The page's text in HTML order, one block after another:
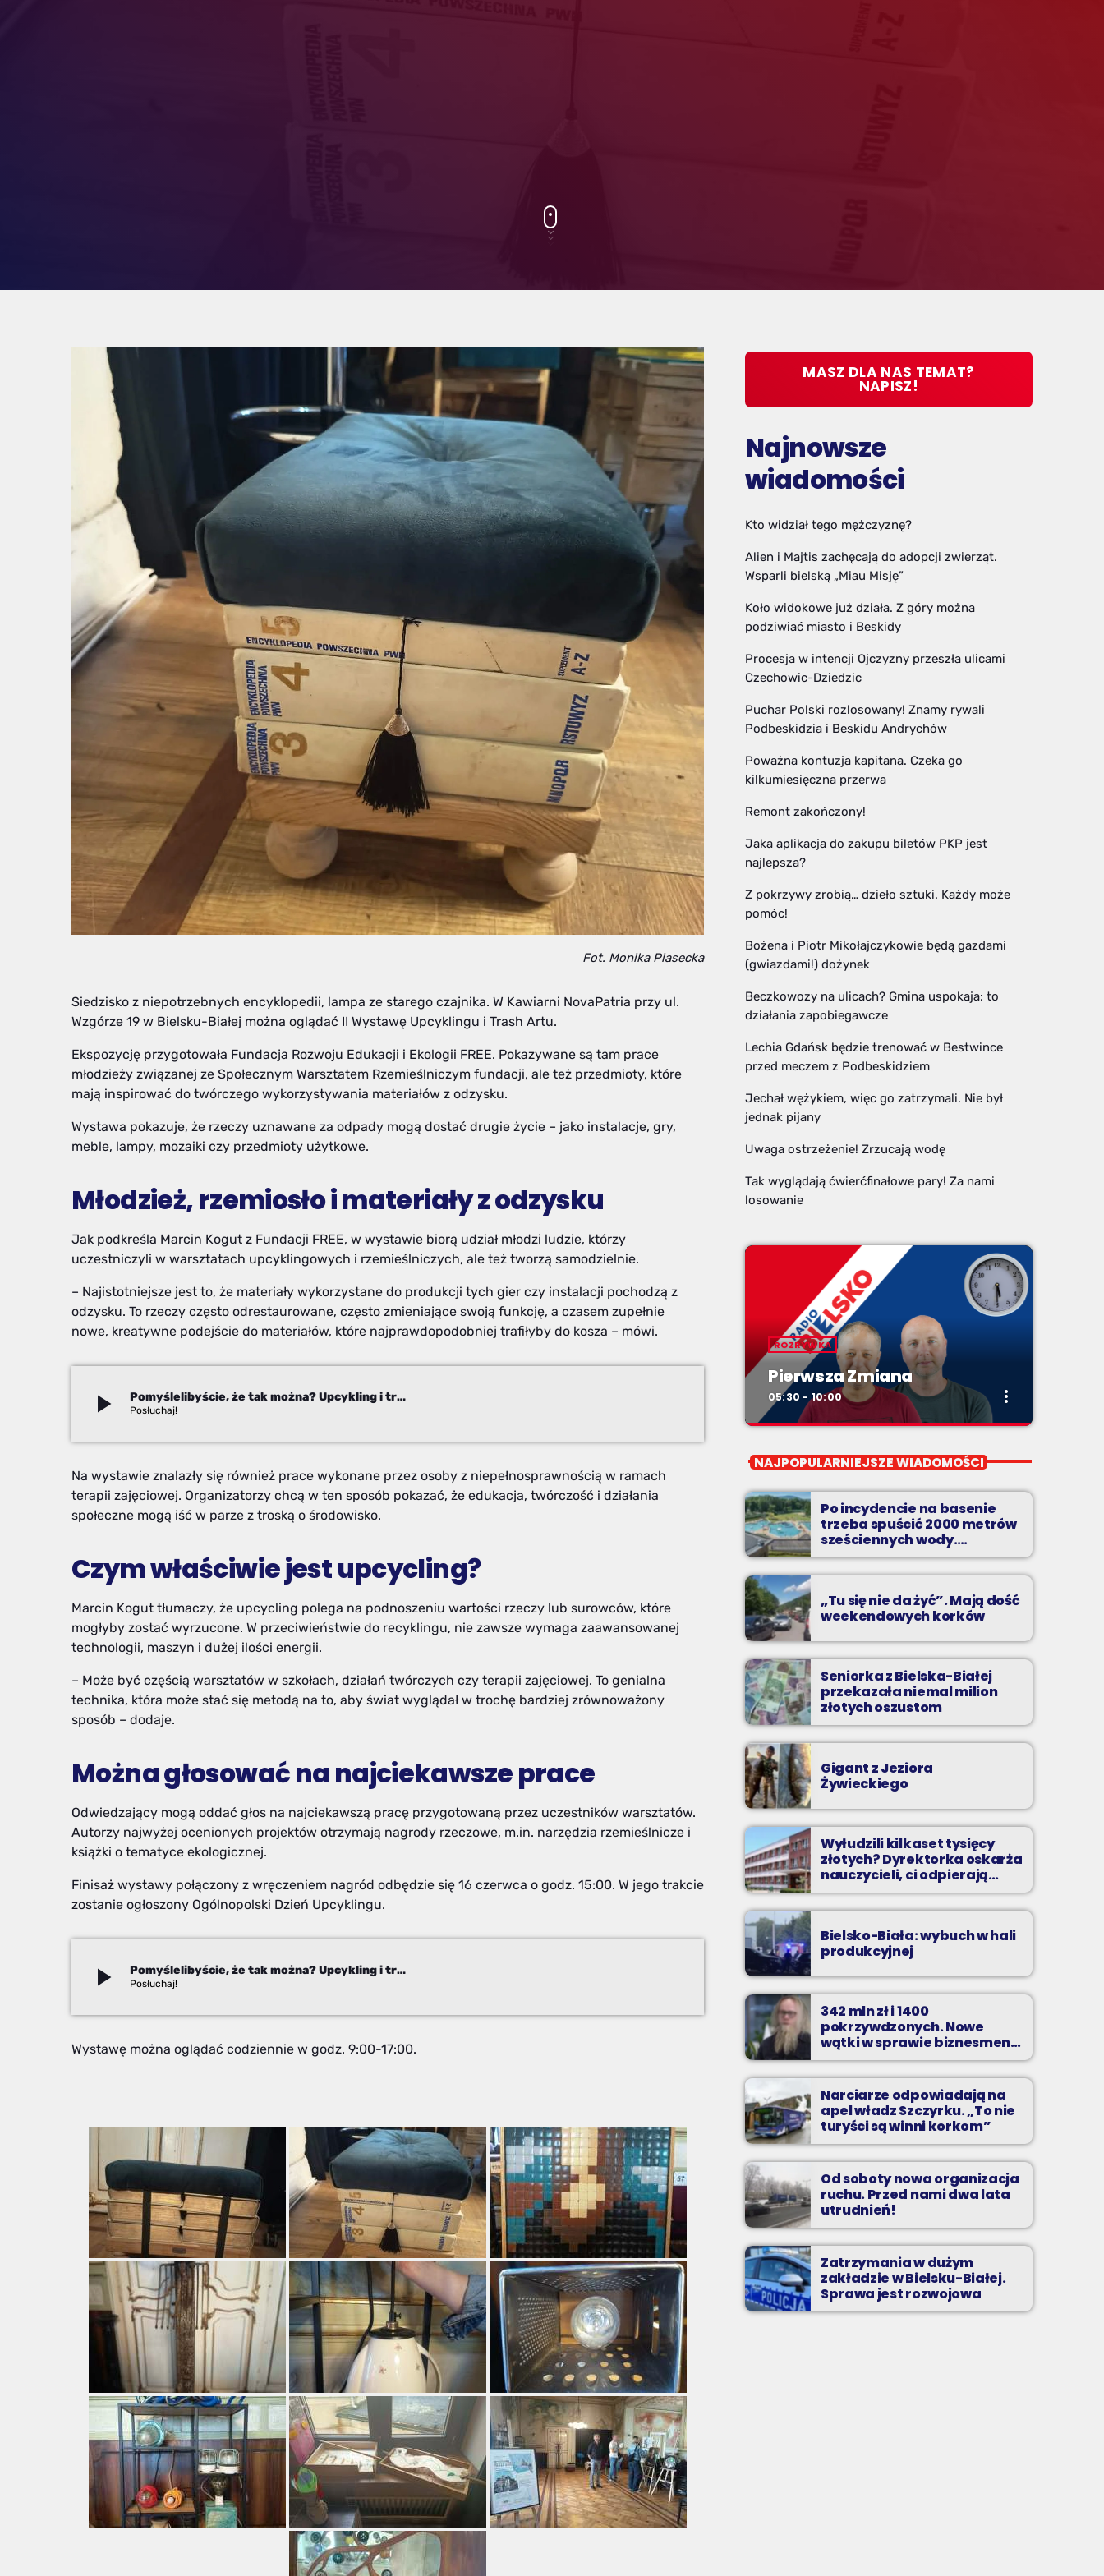
Fot. Monika Piasecka
Siedzisko z niepotrzebnych encyklopedii, lampa ze starego czajnika. W Kawiarni NovaPatria przy ul.
Wzgórze 19 w Bielsku-Białej można oglądać II Wystawę Upcyklingu i Trash Artu.
Ekspozycję przygotowała Fundacja Rozwoju Edukacji i Ekologii FREE. Pokazywane są tam prace
młodzieży związanej ze Społecznym Warsztatem Rzemieślniczym fundacji, ale też przedmioty, które
mają inspirować do twórczego wykorzystywania materiałów z odzysku.
Wystawa pokazuje, że rzeczy uznawane za odpady mogą dostać drugie życie – jako instalacje, gry,
meble, lampy, mozaiki czy przedmioty użytkowe.
Młodzież, rzemiosło i materiały z odzysku
Jak podkreśla Marcin Kogut z Fundacji FREE, w wystawie biorą udział młodzi ludzie, którzy
uczestniczyli w warsztatach upcyklingowych i rzemieślniczych, ale też tworzą samodzielnie.
– Najistotniejsze jest to, że materiały wykorzystane do produkcji tych gier czy instalacji pochodzą z
odzysku. To rzeczy często odrestaurowane, często zmieniające swoją funkcję, a czasem zupełnie
nowe, kreatywne podejście do materiałów, które najprawdopodobniej trafiłyby do kosza – mówi.
play_arrow Pomyślelibyście, że tak można? Upcykling i trash art
Na wystawie znalazły się również prace wykonane przez osoby z niepełnosprawnością w ramach
terapii zajęciowej. Organizatorzy chcą w ten sposób pokazać, że edukacja, twórczość i działania
społeczne mogą iść w parze z troską o środowisko.
Czym właściwie jest upcycling?
Marcin Kogut tłumaczy, że upcycling polega na podnoszeniu wartości rzeczy lub surowców, które
mogłyby zostać wyrzucone. W przeciwieństwie do recyklingu, nie zawsze wymaga zaawansowanej
technologii, maszyn i dużej ilości energii.
– Może być częścią warsztatów w szkołach, działań twórczych czy terapii zajęciowej. To genialna
technika, która może stać się metodą na to, aby świat wyglądał w trochę bardziej zrównoważony
sposób – dodaje.
Można głosować na najciekawsze prace
Odwiedzający mogą oddać głos na najciekawszą pracę przygotowaną przez uczestników warsztatów.
Autorzy najwyżej ocenionych projektów otrzymają nagrody rzeczowe, m.in. narzędzia rzemieślnicze i
książki o tematyce ekologicznej.
Finisaż wystawy połączony z wręczeniem nagród odbędzie się 16 czerwca o godz. 15:00. W jego trakcie
zostanie ogłoszony Ogólnopolski Dzień Upcyklingu.
play_arrow Pomyślelibyście, że tak można? Upcykling i trash art
Wystawę można oglądać codziennie w godz. 9:00-17:00.
MASZ DLA NAS TEMAT?
NAPISZ!
Najnowsze
wiadomości
Kto widział tego mężczyznę?
Alien i Majtis zachęcają do adopcji zwierząt.
Wsparli bielską „Miau Misję”
Koło widokowe już działa. Z góry można
podziwiać miasto i Beskidy
Procesja w intencji Ojczyzny przeszła ulicami
Czechowic-Dziedzic
Puchar Polski rozlosowany! Znamy rywali
Podbeskidzia i Beskidu Andrychów
Poważna kontuzja kapitana. Czeka go
kilkumiesięczna przerwa
Remont zakończony!
Jaka aplikacja do zakupu biletów PKP jest
najlepsza?
Z pokrzywy zrobią… dzieło sztuki. Każdy może
pomóc!
Bożena i Piotr Mikołajczykowie będą gazdami
(gwiazdami!) dożynek
Beczkowozy na ulicach? Gmina uspokaja: to
działania zapobiegawcze
Lechia Gdańsk będzie trenować w Bestwince
przed meczem z Podbeskidziem
Jechał wężykiem, więc go zatrzymali. Nie był
jednak pijany
Uwaga ostrzeżenie! Zrzucają wodę
Tak wyglądają ćwierćfinałowe pary! Za nami
losowanie
ROZRYWKA
Pierwsza Zmiana
05:30 - 10:00 more_vert
Pierwsza Zmiana
Codziennie od poniedziałku do piątku od 5:30
do 10.
NAJPOPULARNIEJSZE WIADOMOŚCI
Po incydencie na basenie
trzeba spuścić 2000 metrów
sześciennych wody.
„Ogromne koszty i ogromna
praca”
„Tu się nie da żyć”. Mają dość
weekendowych korków
Seniorka z Bielska-Białej
przekazała niemal milion
złotych oszustom
Gigant z Jeziora
Żywieckiego
Wyłudzili kilkaset tysięcy
złotych? Dyrektorka oskarża
nauczycieli, ci odpierają
zarzuty
Bielsko-Biała: wybuch w hali
produkcyjnej
342 mln zł i 1400
pokrzywdzonych. Nowe
wątki w sprawie biznesmena
z Bielska-Białej
Narciarze odpowiadają na
apel władz Szczyrku. „To nie
turyści są winni korkom”
Od soboty nowa organizacja
ruchu. Przed nami dwa lata
utrudnień!
Zatrzymania w dużym
zakładzie w Bielsku-Białej.
Sprawa jest rozwojowa